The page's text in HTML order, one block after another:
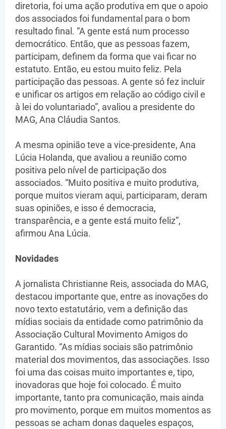
diretoria, foi uma ação produtiva em que o apoio
dos associados foi fundamental para o bom
resultado final. “A gente está num processo
democrático. Então, que as pessoas fazem,
participam, definem da forma que vai ficar no
estatuto. Então, eu estou muito feliz. Pela
participação das pessoas. A gente só fez incluir
e unificar os artigos em relação ao código civil e
à lei do voluntariado”, avaliou a presidente do
MAG, Ana Cláudia Santos.
A mesma opinião teve a vice-presidente, Ana
Lúcia Holanda, que avaliou a reunião como
positiva pelo nível de participação dos
associados. “Muito positiva e muito produtiva,
porque muitos vieram aqui, participaram, deram
suas opiniões, e isso é democracia,
transparência, e a gente está muito feliz”,
afirmou Ana Lúcia.
Novidades
A jornalista Christianne Reis, associada do MAG,
destacou importante que, entre as inovações do
novo texto estatutário, vem a definição das
mídias sociais da entidade como patrimônio da
Associação Cultural Movimento Amigos do
Garantido. “As mídias sociais são patrimônio
material dos movimentos, das associações. Isso
foi uma das coisas muito importantes e, tipo,
inovadoras que hoje foi colocado. É muito
importante, tanto pra comunicação, mais ainda
pro movimento, porque em muitos momentos as
pessoas se acham donas daqueles espaços,